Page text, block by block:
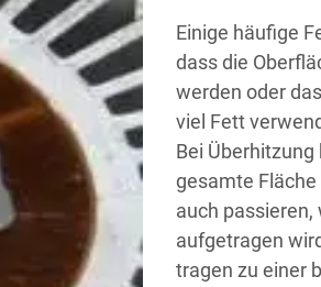
Einige häufige
dass die
werden oder
viel Fett
Bei
gesamte
auch
aufgetragen
tragen zu einer